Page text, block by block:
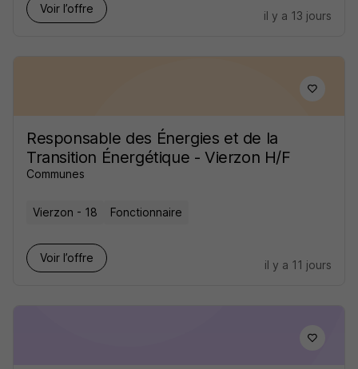
Voir l’offre
il y a 13 jours
Responsable des Énergies et de la
Transition Énergétique - Vierzon H/F
Communes
Vierzon - 18 Fonctionnaire
Voir l’offre
il y a 11 jours